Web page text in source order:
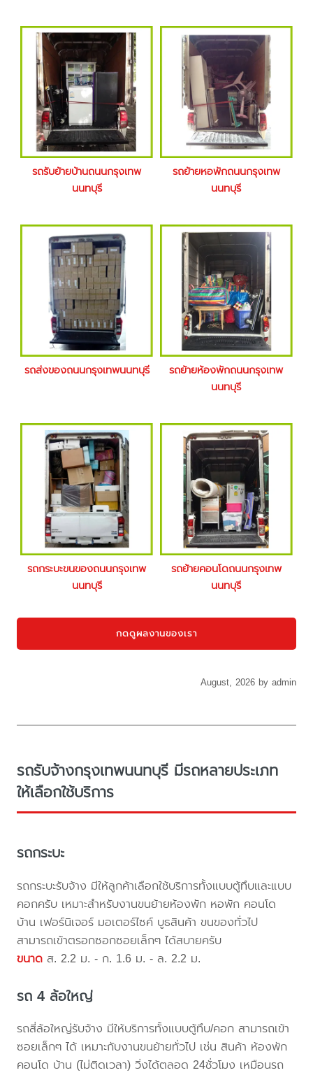
รถรับย้ายบ้านถนนกรุงเทพ
นนทบุรี
รถย้ายหอพักถนนกรุงเทพ
นนทบุรี
รถส่งของถนนกรุงเทพนนทบุรี
รถย้ายห้องพักถนนกรุงเทพ
นนทบุรี
รถกระบะขนของถนนกรุงเทพ
นนทบุรี
รถย้ายคอนโดถนนกรุงเทพ
นนทบุรี
กดดูผลงานของเรา
August, 2026 by admin
รถรับจ้างกรุงเทพนนทบุรี มีรถหลายประเภท
ให้เลือกใช้บริการ
รถกระบะ
รถกระบะรับจ้าง มีให้ลูกค้าเลือกใช้บริการทั้งแบบตู้ทึบและแบบ
คอกครับ เหมาะสำหรับงานขนย้ายห้องพัก หอพัก คอนโด
บ้าน เฟอร์นิเจอร์ มอเตอร์ไซค์ บูธสินค้า ขนของทั่วไป
สามารถเข้าตรอกซอกซอยเล็กๆ ได้สบายครับ
ขนาด ส. 2.2 ม. - ก. 1.6 ม. - ล. 2.2 ม.
รถ 4 ล้อใหญ่
รถสี่ล้อใหญ่รับจ้าง มีให้บริการทั้งแบบตู้ทึบ/คอก สามารถเข้า
ซอยเล็กๆ ได้ เหมาะกับงานขนย้ายทั่วไป เช่น สินค้า ห้องพัก
คอนโด บ้าน (ไม่ติดเวลา) วิ่งได้ตลอด 24ชั่วโมง เหมือนรถ